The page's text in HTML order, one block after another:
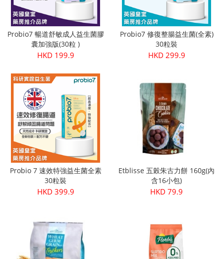
Probio7 暢道舒敏成人益生菌膠
囊加強版(30粒 )
HKD 199.9
Probio7 修復整腸益生菌(全素)
30粒裝
HKD 299.9
Probio 7 速效特強益生菌全素
30粒裝
HKD 399.9
Etblisse 五榖朱古力餅 160g(內
含16小包)
HKD 79.9